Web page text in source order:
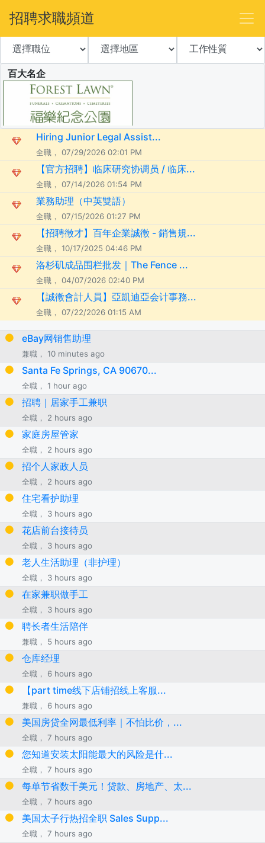
招聘求職頻道
百大名企
Hiring Junior Legal Assist...
全職， 07/29/2026 02:01 PM
【官方招聘】临床研究协调员 / 临床...
全職， 07/14/2026 01:54 PM
業務助理（中英雙語）
全職， 07/15/2026 01:27 PM
【招聘徵才】百年企業誠徵 - 銷售規...
全職， 10/17/2025 04:46 PM
洛杉矶成品围栏批发｜The Fence ...
全職， 04/07/2026 02:40 PM
【誠徵會計人員】亞凱迪亞会计事務...
全職， 07/22/2026 01:15 AM
eBay网销售助理
兼職， 10 minutes ago
Santa Fe Springs, CA 90670...
全職， 1 hour ago
招聘｜居家手工兼职
全職， 2 hours ago
家庭房屋管家
全職， 2 hours ago
招个人家政人员
全職， 2 hours ago
住宅看护助理
全職， 3 hours ago
花店前台接待员
全職， 3 hours ago
老人生活助理（非护理）
全職， 3 hours ago
在家兼职做手工
全職， 3 hours ago
聘长者生活陪伴
兼職， 5 hours ago
仓库经理
全職， 6 hours ago
【part time线下店铺招线上客服...
兼職， 6 hours ago
美国房贷全网最低利率｜不怕比价，...
全職， 7 hours ago
您知道安装太阳能最大的风险是什...
全職， 7 hours ago
每单节省数千美元！贷款、房地产、太...
全職， 7 hours ago
美国太子行热招全职 Sales Supp...
全職， 7 hours ago